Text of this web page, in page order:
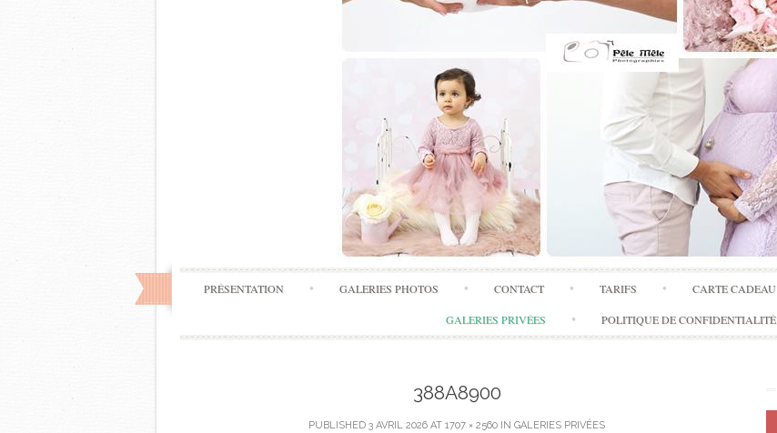
Skip
to
content
PRÉSENTATION GALERIES PHOTOS CONTACT TARIFS CARTE CADEAU
GALERIES PRIVÉES POLITIQUE DE CONFIDENTIALITÉ
388A8900
PUBLISHED 3 AVRIL 2026 AT 1707 × 2560 IN GALERIES PRIVÉES